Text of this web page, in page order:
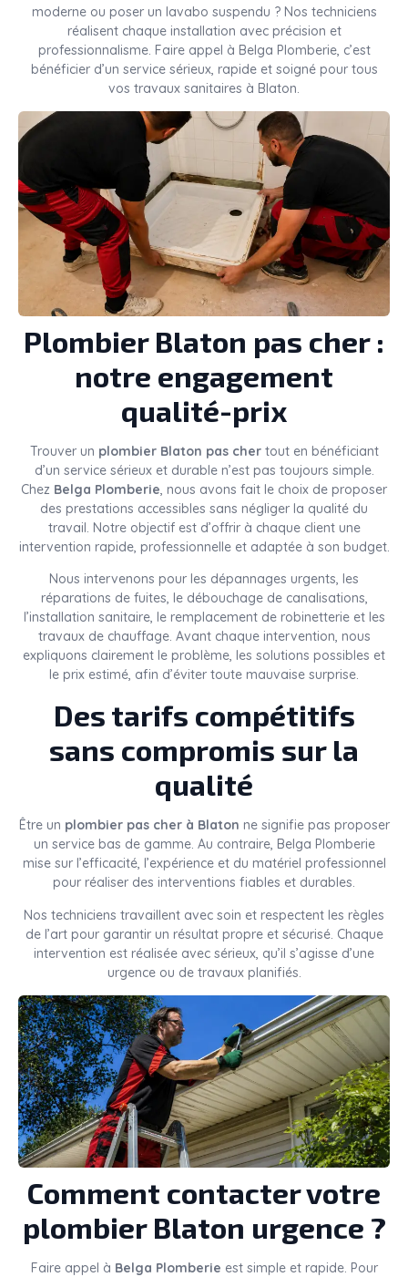
moderne ou poser un lavabo suspendu ? Nos techniciens
réalisent chaque installation avec précision et
professionnalisme. Faire appel à Belga Plomberie, c’est
bénéficier d’un service sérieux, rapide et soigné pour tous
vos travaux sanitaires à Blaton.
Plombier Blaton pas cher :
notre engagement
qualité-prix
Trouver un plombier Blaton pas chertout en bénéficiant
d’un service sérieux et durable n’est pas toujours simple.
Chez Belga Plomberie , nous avons fait le choix de proposer
des prestations accessibles sans négliger la qualité du
travail. Notre objectif est d’offrir à chaque client une
intervention rapide, professionnelle et adaptée à son budget.
Nous intervenons pour les dépannages urgents, les
réparations de fuites, le débouchage de canalisations,
l’installation sanitaire, le remplacement de robinetterie et les
travaux de chauffage. Avant chaque intervention, nous
expliquons clairement le problème, les solutions possibles et
le prix estimé, afin d’éviter toute mauvaise surprise.
Des tarifs compétitifs
sans compromis sur la
qualité
Être un plombier pas cher à Blaton ne signifie pas proposer
un service bas de gamme. Au contraire, Belga Plomberie
mise sur l’efficacité, l’expérience et du matériel professionnel
pour réaliser des interventions fiables et durables.
Nos techniciens travaillent avec soin et respectent les règles
de l’art pour garantir un résultat propre et sécurisé. Chaque
intervention est réalisée avec sérieux, qu’il s’agisse d’une
urgence ou de travaux planifiés.
Comment contacter votre
plombier Blaton urgence ?
Faire appel à Belga Plomberie est simple et rapide. Pour